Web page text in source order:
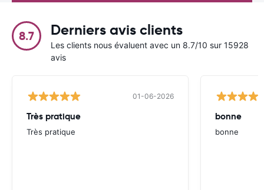
8.7 Derniers avis clients
Les clients nous évaluent avec un 8.7/10 sur 15928
avis
01-06-2026
Très pratique
Très pratique
bonne
bonne